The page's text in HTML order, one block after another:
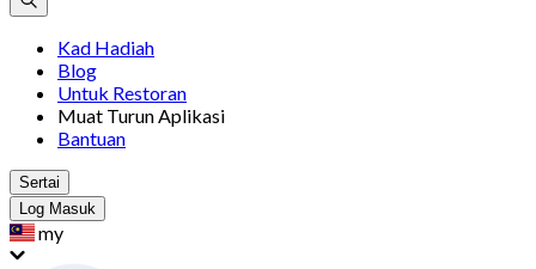
Kad Hadiah
Blog
Untuk Restoran
Muat Turun Aplikasi
Bantuan
Sertai
Log Masuk
my